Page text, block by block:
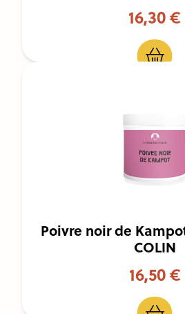
16,30 €
Poivre noir de
COLIN
16,50 €